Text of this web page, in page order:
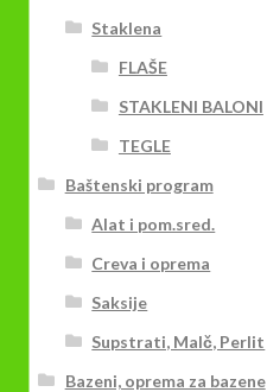
Staklena
FLAŠE
STAKLENI BALONI
TEGLE
Baštenski program
Alat i pom.sred.
Creva i oprema
Saksije
Supstrati, Malč, Perlit
Bazeni, oprema za bazene